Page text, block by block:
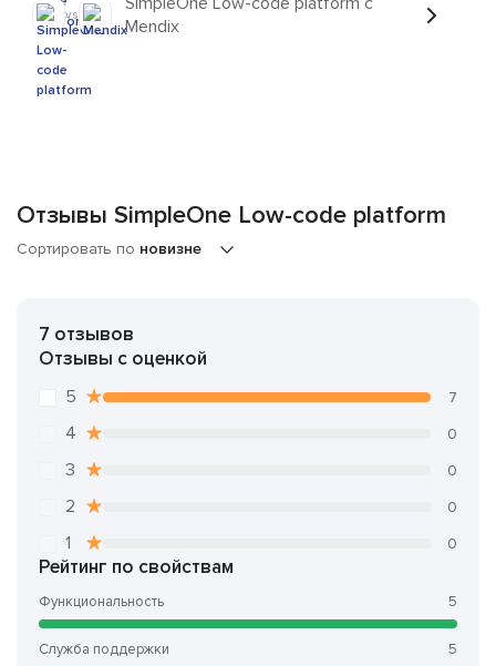
vs
Mendix
Отзывы SimpleOne Low-code platform
Сортировать по новизне
7 отзывов
Отзывы с оценкой
5 7
4 0
3 0
2 0
1 0
Рейтинг по свойствам
Функциональность 5
Служба поддержки 5